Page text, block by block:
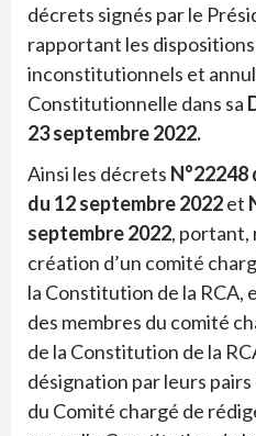
décrets signés par le
rapportant les
inconstitutionnels et
Constitutionnelle dans sa
23 septembre 2022.
Ainsi les décrets N°22248
du 12 septembre 2022et
septembre 2022, portant,
création d’un comité
la Constitution de la
des membres du comité
de la Constitution de la
désignation par leurs
du Comité chargé de